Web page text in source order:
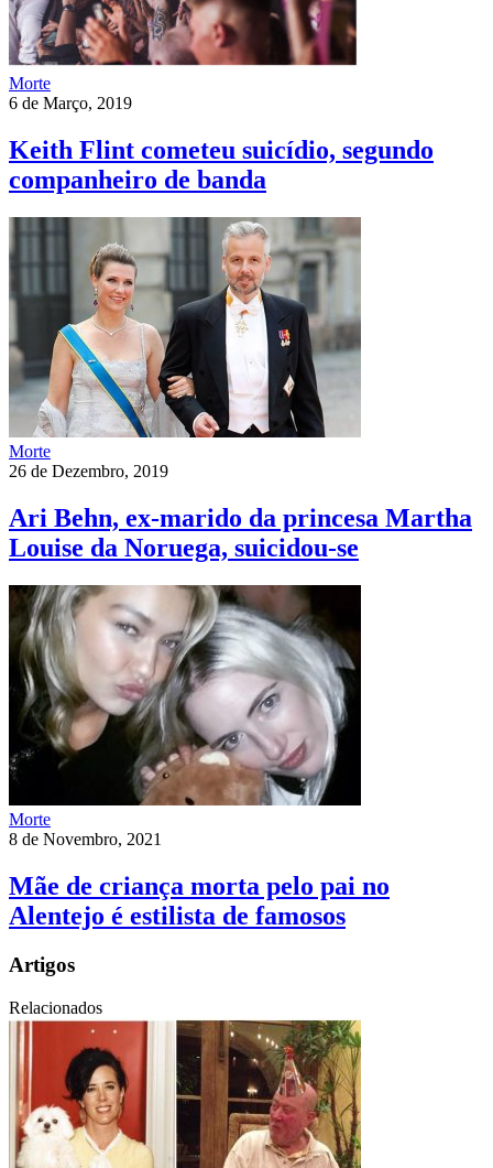
Morte
6 de Março, 2019
Keith Flint cometeu suicídio, segundo
companheiro de banda
Morte
26 de Dezembro, 2019
Ari Behn, ex-marido da princesa Martha
Louise da Noruega, suicidou-se
Morte
8 de Novembro, 2021
Mãe de criança morta pelo pai no
Alentejo é estilista de famosos
Artigos
Relacionados